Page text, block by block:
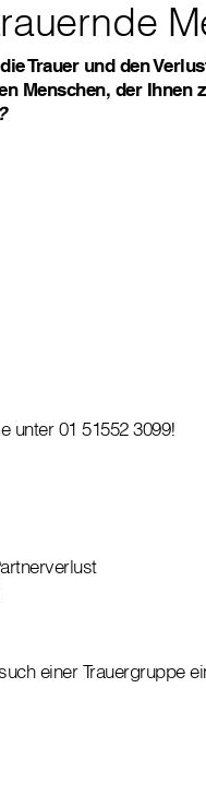
Trauer und den
Menschen, der Ihnen
unter 01 51552 3099!
einer Trauergruppe